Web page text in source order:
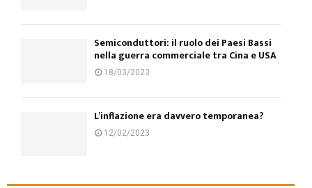
Semiconduttori: il ruolo dei Paesi Bassi
nella guerra commerciale tra Cina e USA
18/03/2023
L’inflazione era davvero temporanea?
12/02/2023